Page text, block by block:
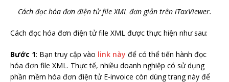
Cách đọc hóa đơn điện tử file XML đơn giản trên iTaxViewer.
Cách đọc hóa đơn điện tử file XML được thực hiện như sau:
Bước 1: Bạn truy cập vào link này để có thể tiến hành đọc
hóa đơn file XML. Thực tế, nhiều doanh nghiệp có sử dụng
phần mềm hóa đơn điện tử E-invoice còn dùng trang này để